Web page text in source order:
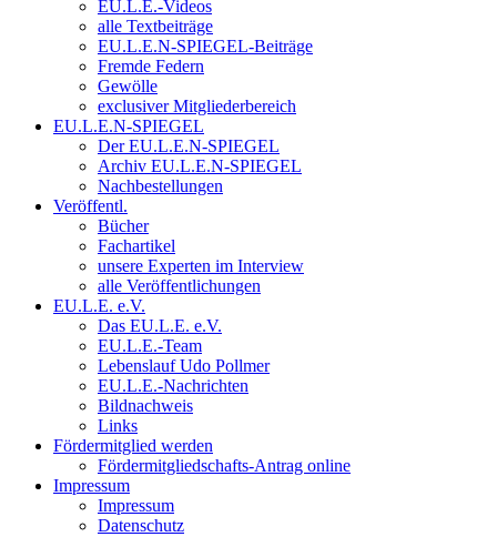
EU.L.E.-Videos
alle Textbeiträge
EU.L.E.N-SPIEGEL-Beiträge
Fremde Federn
Gewölle
exclusiver Mitgliederbereich
EU.L.E.N-SPIEGEL
Der EU.L.E.N-SPIEGEL
Archiv EU.L.E.N-SPIEGEL
Nachbestellungen
Veröffentl.
Bücher
Fachartikel
unsere Experten im Interview
alle Veröffentlichungen
EU.L.E. e.V.
Das EU.L.E. e.V.
EU.L.E.-Team
Lebenslauf Udo Pollmer
EU.L.E.-Nachrichten
Bildnachweis
Links
Fördermitglied werden
Fördermitgliedschafts-Antrag online
Impressum
Impressum
Datenschutz